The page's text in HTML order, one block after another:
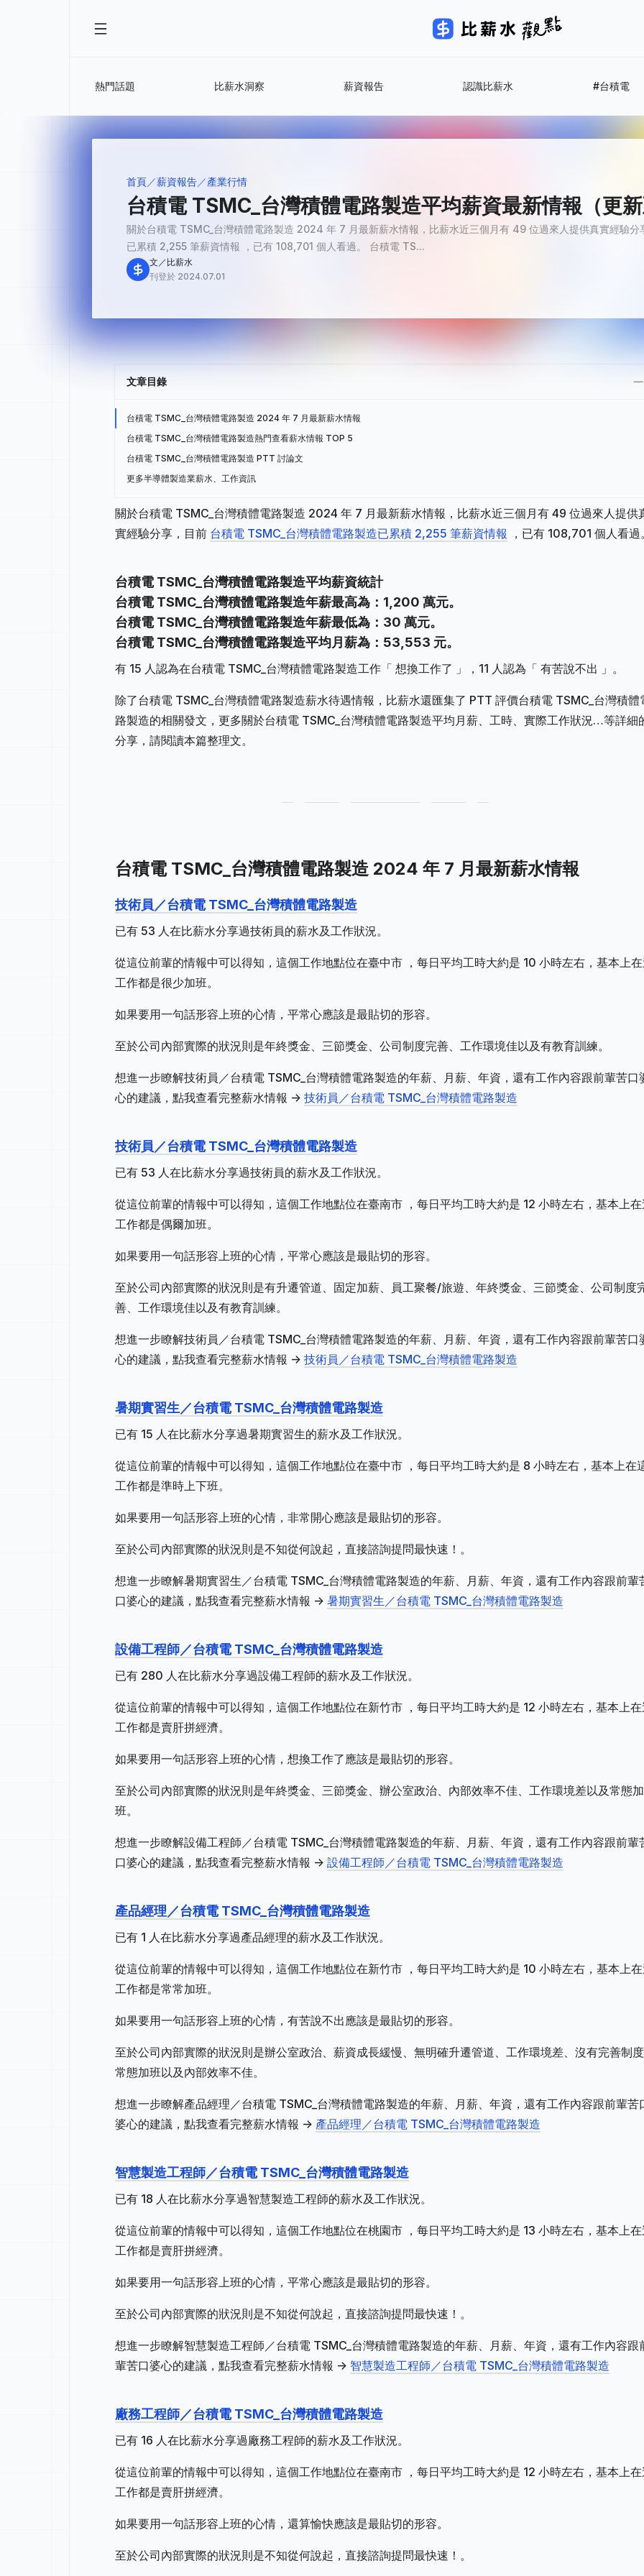
熱門話題 比薪水洞察 薪資報告 認識比薪水 #台積電
首頁 薪資報告 產業行情
台積電 TSMC_台灣積體電路製造平均薪資最新情報（更
關於台積電 TSMC_台灣積體電路製造 2024 年 7 月最新薪水情報，比薪水近三個月有 49 位過來人提供真實經驗分
已累積 2,255 筆薪資情報 ，已有 108,701 個人看過。 台積電 TS...
文／比薪水
刊登於 2024.07.01
文章目錄
台積電 TSMC_台灣積體電路製造 2024 年 7 月最新薪水情報
台積電 TSMC_台灣積體電路製造熱門查看薪水情報 TOP 5
台積電 TSMC_台灣積體電路製造 PTT 討論文
更多半導體製造業薪水、工作資訊
關於台積電 TSMC_台灣積體電路製造 2024 年 7 月最新薪水情報，比薪水近三個月有 49 位過來人提供
實經驗分享，目前 台積電 TSMC_台灣積體電路製造已累積 2,255 筆薪資情報 ，已有 108,701 個人看過
台積電 TSMC_台灣積體電路製造平均薪資統計
台積電 TSMC_台灣積體電路製造年薪最高為：1,200 萬元。
台積電 TSMC_台灣積體電路製造年薪最低為：30 萬元。
台積電 TSMC_台灣積體電路製造平均月薪為：53,553 元。
有 15 人認為在台積電 TSMC_台灣積體電路製造工作「 想換工作了 」，11 人認為「 有苦說不出 」。
除了台積電 TSMC_台灣積體電路製造薪水待遇情報，比薪水還匯集了 PTT 評價台積電 TSMC_台灣積體
路製造的相關發文，更多關於台積電 TSMC_台灣積體電路製造平均月薪、工時、實際工作狀況…等詳細
分享，請閱讀本篇整理文。
台積電 TSMC_台灣積體電路製造 2024 年 7 月最新薪水情報
技術員／台積電 TSMC_台灣積體電路製造
已有 53 人在比薪水分享過技術員的薪水及工作狀況。
從這位前輩的情報中可以得知，這個工作地點位在臺中市 ，每日平均工時大約是 10 小時左右，基本上
工作都是很少加班。
如果要用一句話形容上班的心情，平常心應該是最貼切的形容。
至於公司內部實際的狀況則是年終獎金、三節獎金、公司制度完善、工作環境佳以及有教育訓練。
想進一步瞭解技術員／台積電 TSMC_台灣積體電路製造的年薪、月薪、年資，還有工作內容跟前輩苦口
心的建議，點我查看完整薪水情報 -> 技術員／台積電 TSMC_台灣積體電路製造
技術員／台積電 TSMC_台灣積體電路製造
已有 53 人在比薪水分享過技術員的薪水及工作狀況。
從這位前輩的情報中可以得知，這個工作地點位在臺南市 ，每日平均工時大約是 12 小時左右，基本上
工作都是偶爾加班。
如果要用一句話形容上班的心情，平常心應該是最貼切的形容。
至於公司內部實際的狀況則是有升遷管道、固定加薪、員工聚餐/旅遊、年終獎金、三節獎金、公司制度
善、工作環境佳以及有教育訓練。
想進一步瞭解技術員／台積電 TSMC_台灣積體電路製造的年薪、月薪、年資，還有工作內容跟前輩苦口
心的建議，點我查看完整薪水情報 -> 技術員／台積電 TSMC_台灣積體電路製造
暑期實習生／台積電 TSMC_台灣積體電路製造
已有 15 人在比薪水分享過暑期實習生的薪水及工作狀況。
從這位前輩的情報中可以得知，這個工作地點位在臺中市 ，每日平均工時大約是 8 小時左右，基本上在
工作都是準時上下班。
如果要用一句話形容上班的心情，非常開心應該是最貼切的形容。
至於公司內部實際的狀況則是不知從何說起，直接諮詢提問最快速！。
想進一步瞭解暑期實習生／台積電 TSMC_台灣積體電路製造的年薪、月薪、年資，還有工作內容跟前輩
口婆心的建議，點我查看完整薪水情報 -> 暑期實習生／台積電 TSMC_台灣積體電路製造
設備工程師／台積電 TSMC_台灣積體電路製造
已有 280 人在比薪水分享過設備工程師的薪水及工作狀況。
從這位前輩的情報中可以得知，這個工作地點位在新竹市 ，每日平均工時大約是 12 小時左右，基本上
工作都是賣肝拼經濟。
如果要用一句話形容上班的心情，想換工作了應該是最貼切的形容。
至於公司內部實際的狀況則是年終獎金、三節獎金、辦公室政治、內部效率不佳、工作環境差以及常態加
班。
想進一步瞭解設備工程師／台積電 TSMC_台灣積體電路製造的年薪、月薪、年資，還有工作內容跟前輩
口婆心的建議，點我查看完整薪水情報 -> 設備工程師／台積電 TSMC_台灣積體電路製造
產品經理／台積電 TSMC_台灣積體電路製造
已有 1 人在比薪水分享過產品經理的薪水及工作狀況。
從這位前輩的情報中可以得知，這個工作地點位在新竹市 ，每日平均工時大約是 10 小時左右，基本上
工作都是常常加班。
如果要用一句話形容上班的心情，有苦說不出應該是最貼切的形容。
至於公司內部實際的狀況則是辦公室政治、薪資成長緩慢、無明確升遷管道、工作環境差、沒有完善制
常態加班以及內部效率不佳。
想進一步瞭解產品經理／台積電 TSMC_台灣積體電路製造的年薪、月薪、年資，還有工作內容跟前輩苦
婆心的建議，點我查看完整薪水情報 -> 產品經理／台積電 TSMC_台灣積體電路製造
智慧製造工程師／台積電 TSMC_台灣積體電路製造
已有 18 人在比薪水分享過智慧製造工程師的薪水及工作狀況。
從這位前輩的情報中可以得知，這個工作地點位在桃園市 ，每日平均工時大約是 13 小時左右，基本上
工作都是賣肝拼經濟。
如果要用一句話形容上班的心情，平常心應該是最貼切的形容。
至於公司內部實際的狀況則是不知從何說起，直接諮詢提問最快速！。
想進一步瞭解智慧製造工程師／台積電 TSMC_台灣積體電路製造的年薪、月薪、年資，還有工作內容跟
輩苦口婆心的建議，點我查看完整薪水情報 -> 智慧製造工程師／台積電 TSMC_台灣積體電路製造
廠務工程師／台積電 TSMC_台灣積體電路製造
已有 16 人在比薪水分享過廠務工程師的薪水及工作狀況。
從這位前輩的情報中可以得知，這個工作地點位在臺南市 ，每日平均工時大約是 12 小時左右，基本上
工作都是賣肝拼經濟。
如果要用一句話形容上班的心情，還算愉快應該是最貼切的形容。
至於公司內部實際的狀況則是不知從何說起，直接諮詢提問最快速！。